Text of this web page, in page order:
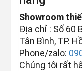
Showroom
Địa chỉ : Số 60
Tân Bình, TP.
Phone/zalo:
Chúng tôi rất